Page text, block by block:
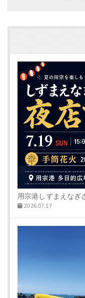
用宗港しずまえなぎ
2026.07.17